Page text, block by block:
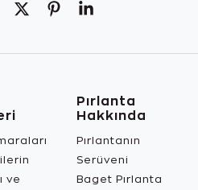
ve
Pırlanta
Hakkında
Pırlantanın
Serüveni
Baget Pırlanta